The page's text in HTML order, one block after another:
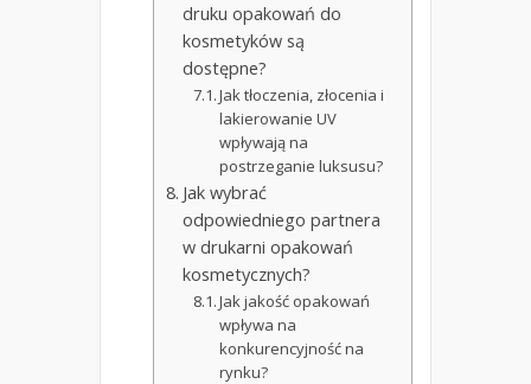
druku opakowań do
kosmetyków są
dostępne?
Jak tłoczenia, złocenia i
lakierowanie UV
wpływają na
postrzeganie luksusu?
Jak wybrać
odpowiedniego partnera
w drukarni opakowań
kosmetycznych?
Jak jakość opakowań
wpływa na
konkurencyjność na
rynku?